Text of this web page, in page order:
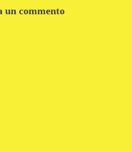
un commento